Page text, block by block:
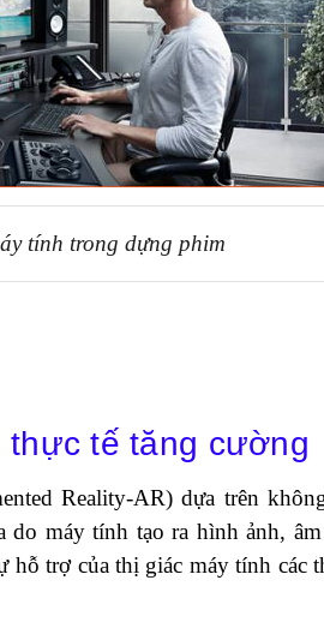
tính trong dựng phim
thực tế tăng cường
Reality-AR) dựa trên
máy tính tạo ra hình ảnh,
trợ của thị giác máy tính các